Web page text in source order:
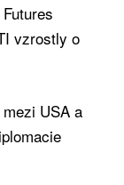
vzrostly o
USA a